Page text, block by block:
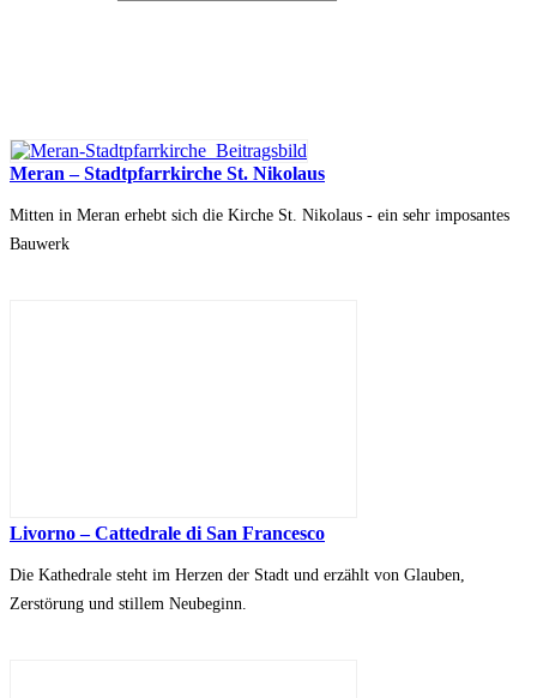
Meran – Stadtpfarrkirche St. Nikolaus
Mitten in Meran erhebt sich die Kirche St. Nikolaus - ein sehr imposantes
Bauwerk
Livorno – Cattedrale di San Francesco
Die Kathedrale steht im Herzen der Stadt und erzählt von Glauben,
Zerstörung und stillem Neubeginn.